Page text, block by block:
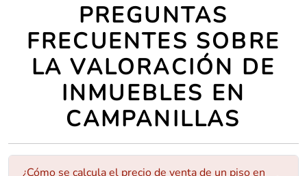
PREGUNTAS
FRECUENTES SOBRE
LA VALORACIÓN DE
INMUEBLES EN
CAMPANILLAS
¿Cómo se calcula el precio de venta de un piso en